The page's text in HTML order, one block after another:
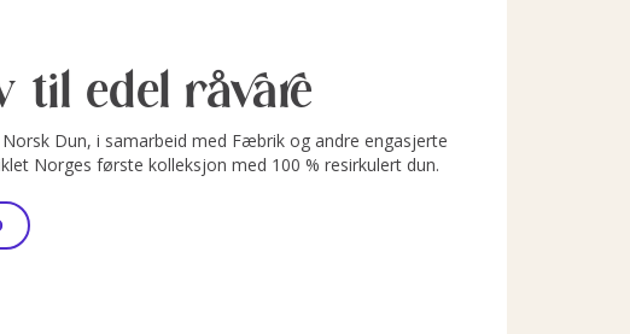
til edel råvare
Dun, i samarbeid med Fæbrik og andre engasjerte
Norges første kolleksjon med 100 % resirkulert dun.